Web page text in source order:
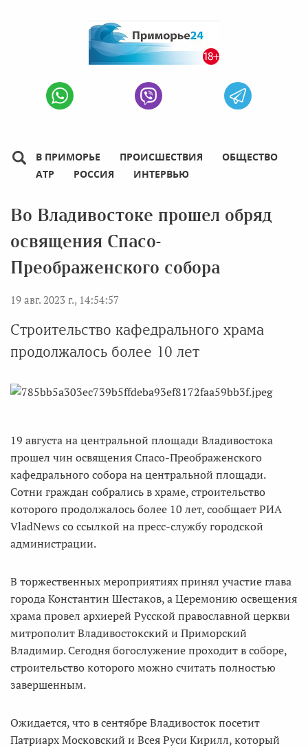
В ПРИМОРЬЕ ПРОИСШЕСТВИЯ
ОБЩЕСТВО
АТР
РОССИЯ ИНТЕРВЬЮ
Во Владивостоке прошел обряд
освящения Спасо-
Преображенского собора
19 авг. 2023 г., 14:54:57
Строительство кафедрального храма
продолжалось более 10 лет
19 августа на центральной площади Владивостока
прошел чин освящения Спасо-Преображенского
кафедрального собора на центральной площади.
Сотни граждан собрались в храме, строительство
которого продолжалось более 10 лет, сообщает РИА
VladNews со ссылкой на пресс-службу городской
администрации.
В торжественных мероприятиях принял участие глава
города Константин Шестаков, а Церемонию освещения
храма провел архиерей Русской православной церкви
митрополит Владивостокский и Приморский
Владимир. Сегодня богослужение проходит в соборе,
строительство которого можно считать полностью
завершенным.
Ожидается, что в сентябре Владивосток посетит
Патриарх Московский и Всея Руси Кирилл, который